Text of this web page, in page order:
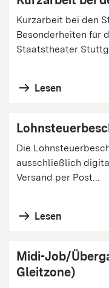
Kurzarbeit bei den
Besonderheiten für
Staatstheater
Lesen
Die
ausschließlich
Versand per Post...
Lesen
Midi-Job/
Gleitzone)